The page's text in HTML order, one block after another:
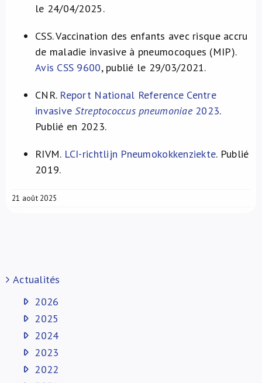
le 24/04/2025.
CSS. Vaccination des enfants avec risque accru
de maladie invasive à pneumocoques (MIP).
Avis CSS 9600, publié le 29/03/2021.
CNR. Report National Reference Centre
invasiveStreptococcus pneumoniae2023.
Publié en 2023.
RIVM. LCI-richtlijn Pneumokokkenziekte. Publié
2019.
21 août 2025
Actualités
2026
2025
2024
2023
2022